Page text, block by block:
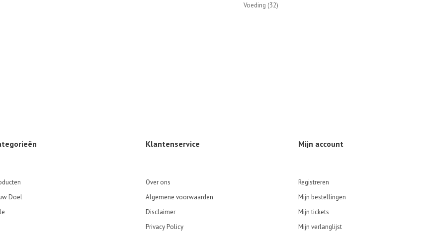
Voeding (32)
Doel
Klantenservice
Over ons
Algemene voorwaarden
Disclaimer
Privacy Policy
Mijn account
Registreren
Mijn bestellingen
Mijn tickets
Mijn verlanglijst